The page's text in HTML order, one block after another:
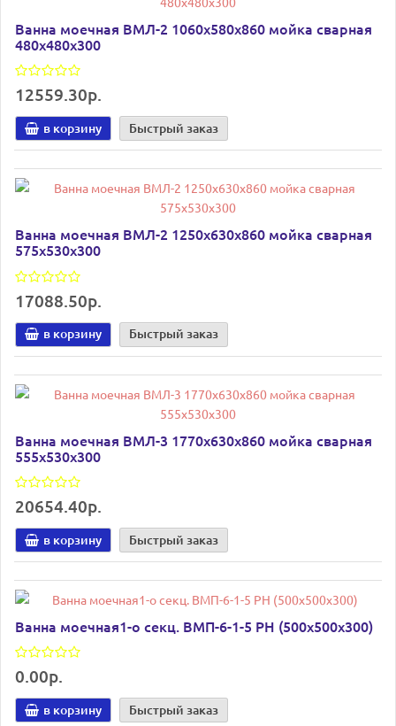
Ванна моечная ВМЛ-2 1060х580х860 мойка сварная
480х480х300
12559.30р.
в корзину Быстрый заказ
Ванна моечная ВМЛ-2 1250х630х860 мойка сварная
575х530х300
17088.50р.
в корзину Быстрый заказ
Ванна моечная ВМЛ-3 1770х630х860 мойка сварная
555х530х300
20654.40р.
в корзину Быстрый заказ
Ванна моечная1-о секц. ВМП-6-1-5 РН (500х500х300)
0.00р.
в корзину Быстрый заказ